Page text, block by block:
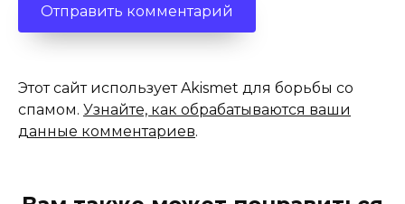
Этот сайт использует Akismet для борьбы со
спамом. Узнайте, как обрабатываются ваши
данные комментариев.